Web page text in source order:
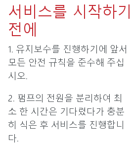
서비스를 시작하기
전에
1. 유지보수를 진행하기에 앞서
모든 안전 규칙을 준수해 주십
시오.
2. 펌프의 전원을 분리하여 최
소 한 시간은 기다렸다가 충분
히 식은 후 서비스를 진행합니
다.